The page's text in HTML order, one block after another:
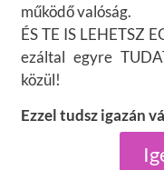
működő valóság.
ÉS TE IS LEHETSZ
ezáltal egyre
közül!
Ezzel tudsz igazán